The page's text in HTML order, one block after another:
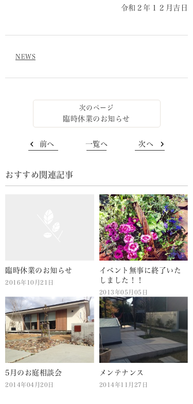
令和２年１２月吉日
NEWS
臨時休業のお知らせ
前へ 一覧へ 次へ
おすすめ関連記事
臨時休業のお知らせ
2016年10月21日
イベント無事に終了いた
しました！！
2013年05月05日
5月のお庭相談会
2014年04月20日
メンテナンス
2014年11月27日